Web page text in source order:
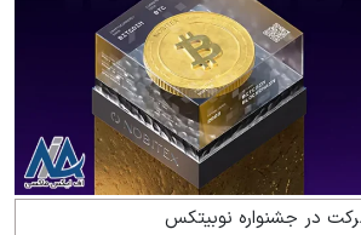
در جشنواره نوبیتکس